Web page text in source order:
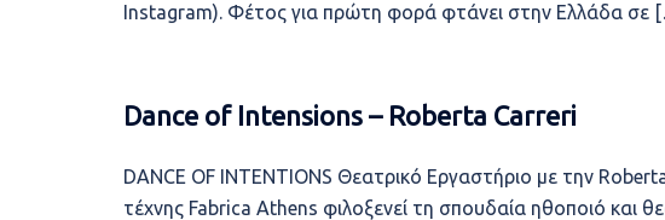
Instagram). Φέτος για πρώτη φορά φτάνει στην Ελλάδα σε
Dance of Intensions – Roberta Carreri
DANCE OF INTENTIONS Θεατρικό Εργαστήριο με την
τέχνης Fabrica Athens φιλοξενεί τη σπουδαία ηθοποιό και